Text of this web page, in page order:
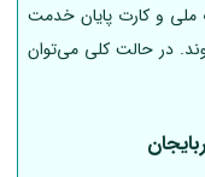
ملی و کارت پایان خدمت
در حالت کلی می‌توان